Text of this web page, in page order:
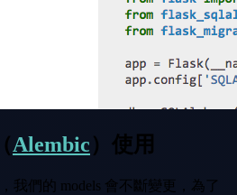
Alembic）使用
我們的 models 會不斷變更，為了